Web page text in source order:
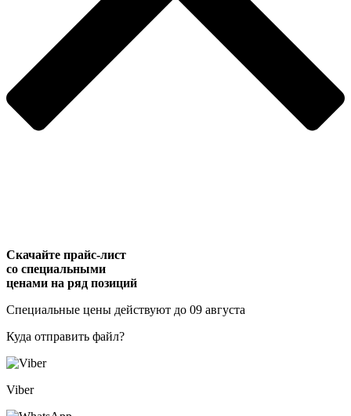
Скачайте прайс-лист
со специальными
ценами на ряд позиций
Специальные цены действуют до 09 августа
Куда отправить файл?
Viber